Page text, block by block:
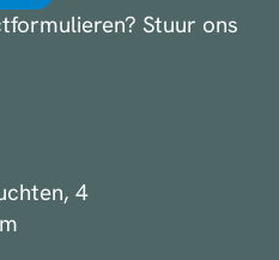
Stuur ons
4